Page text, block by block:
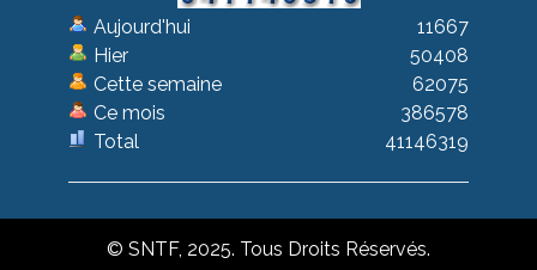
Aujourd'hui
Hier
Cette semaine
Ce mois
Total
11667
50408
62075
386578
41146319
© SNTF, 2025. Tous Droits Réservés.